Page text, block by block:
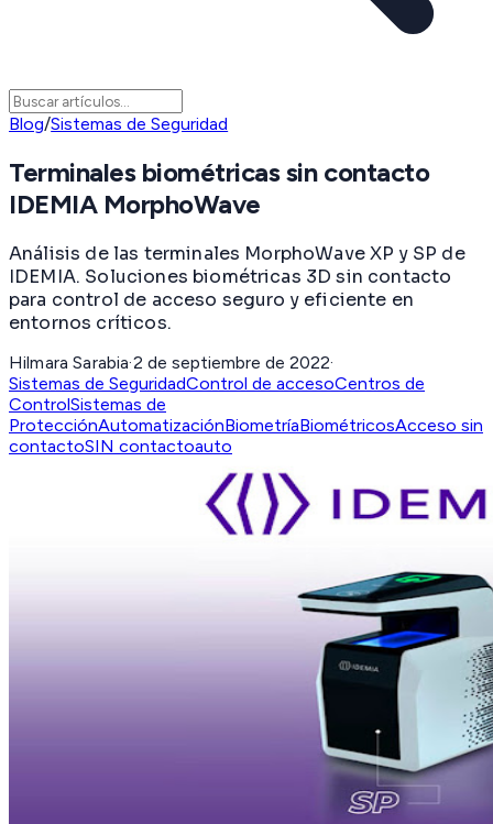
Blog/Sistemas de Seguridad
Terminales biométricas sin contacto
IDEMIA MorphoWave
Análisis de las terminales MorphoWave XP y SP de
IDEMIA. Soluciones biométricas 3D sin contacto
para control de acceso seguro y eficiente en
entornos críticos.
Hilmara Sarabia·2 de septiembre de 2022·
Sistemas de SeguridadControl de accesoCentros de
ControlSistemas de
ProtecciónAutomatizaciónBiometríaBiométricosAcceso sin
contactoSIN contactoauto